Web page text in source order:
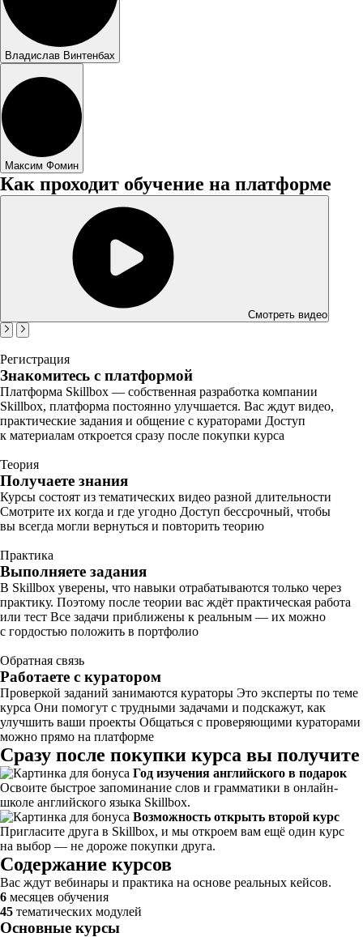
Владислав Винтенбах
Максим Фомин
Как проходит обучение на платформе
Смотреть видео
Регистрация
Знакомитесь с платформой
Платформа Skillbox — собственная разработка компании
Skillbox, платформа постоянно улучшается. Вас ждут видео,
практические задания и общение с кураторами Доступ
к материалам откроется сразу после покупки курса
Теория
Получаете знания
Курсы состоят из тематических видео разной длительности
Смотрите их когда и где угодно Доступ бессрочный, чтобы
вы всегда могли вернуться и повторить теорию
Практика
Выполняете задания
В Skillbox уверены, что навыки отрабатываются только через
практику. Поэтому после теории вас ждёт практическая работа
или тест Все задачи приближены к реальным — их можно
с гордостью положить в портфолио
Обратная связь
Работаете с куратором
Проверкой заданий занимаются кураторы Это эксперты по теме
курса Они помогут с трудными задачами и подскажут, как
улучшить ваши проекты Общаться с проверяющими кураторами
можно прямо на платформе
Сразу после покупки курса вы получите
Год изучения английского в подарок
Освоите быстрое запоминание слов и грамматики в онлайн-
школе английского языка Skillbox.
Возможность открыть второй курс
Пригласите друга в Skillbox, и мы откроем вам ещё один курс
на выбор — не дороже покупки друга.
Содержание курсов
Вас ждут вебинары и практика на основе реальных кейсов.
6 месяцев обучения
45 тематических модулей
Основные курсы